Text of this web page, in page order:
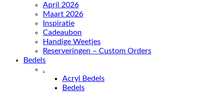
April 2026
Maart 2026
Inspiratie
Cadeaubon
Handige Weetjes
Reserveringen – Custom Orders
Bedels
.
Acryl Bedels
Bedels